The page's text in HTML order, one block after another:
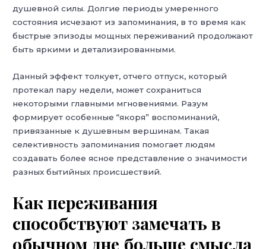
душевной силы. Долгие периоды умеренного
состояния исчезают из запоминания, в то время как
быстрые эпизоды мощных переживаний продолжают
быть яркими и детализированными.
Данный эффект толкует, отчего отпуск, который
протекал пару недели, может сохраниться
некоторыми главными мгновениями. Разум
формирует особенные “якоря” воспоминаний,
привязанные к душевным вершинам. Такая
селективность запоминания помогает людям
создавать более ясное представление о значимости
разных бытийных происшествий.
Как переживания
способствуют замечать в
обычном дне больше смысла